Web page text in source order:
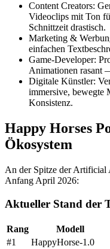
Content Creators:
Videoclips mit Ton
Schnittzeit drastisch.
Marketing &
einfachen
Game-Developer:
Animationen rasant
Digitale Künstler:
immersive, bewegte
Konsistenz.
Happy Horses
Ökosystem
An der Spitze der Artificial
Anfang April 2026:
Aktueller Stand der
Rang Modell
#1
HappyHorse-1.0